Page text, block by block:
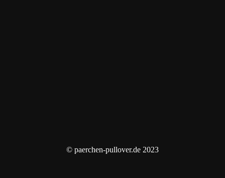
© paerchen-pullover.de 2023